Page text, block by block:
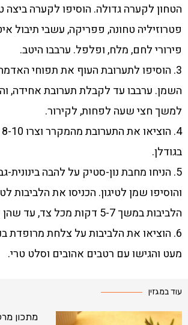
הטחון לקערה גדולה. הוסיפו לקערה ביצה
פטרוזיליה טחונה, פפריקה, עשבי תיבול
פירורי לחם, מלח, ופלפל. ערבבו היטב.
3. הוסיפו לתערובת העוף את תפוחי
השמן. ערבבו עד לקבלת תערובת אחידה,
למשך חצי שעה לפחות, לקירור.
בגודלן.
5. הניחו מחבת נון-סטיק על להבה בינונית-
והוסיפו שמן לטיגון. הכניסו את הלביבות
הלביבות במשך 5-7 דקות מכל צד, עד שהן זהובות-שחומות.
6. הוציאו את הלביבות על צלחת מרופדת
מעט והגישו עם רטבים אהובים וסלט טרי.
עוד במגזין
מתכון